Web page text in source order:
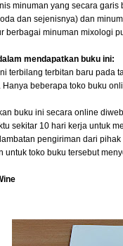
minuman yang secara
dan sejenisnya) dan
berbagai minuman mixologi
mendapatkan buku ini:
terbilang terbitan baru pada
Hanya beberapa toko buku
buku ini secara online
sekitar 10 hari kerja untuk
pengiriman dari
untuk toko buku tersebut